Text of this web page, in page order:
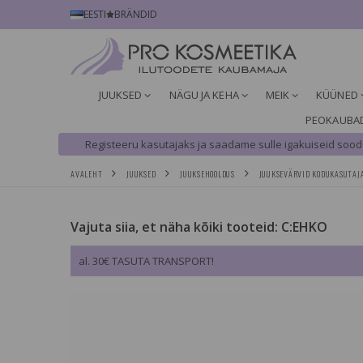
EESTI BRÄNDID
JUUKSED NÄGU JA KEHA MEIK KÜÜNED
Registeeru kasutajaks ja saadame sulle igakuiseid
AVALEHT JUUKSED JUUKSEHOOLDUS JUUKSEVÄRVID
Vajuta siia, et näha kõiki tooteid: C:EHKO
al. 30€ TASUTA TRANSPORT!